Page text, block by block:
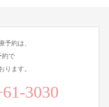
予約は、
約で
ります。
3030